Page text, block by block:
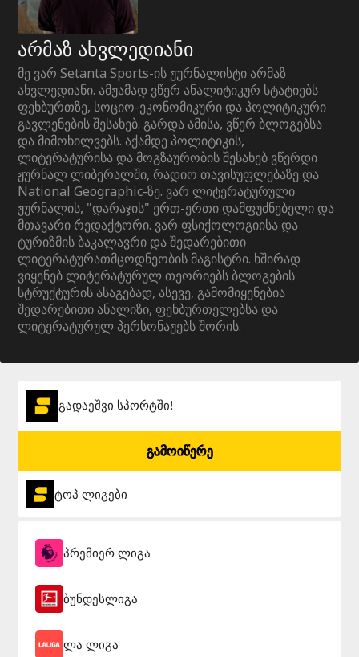
არმაზ ახვლედიანი
მე ვარ Setanta Sports-ის ჟურნალისტი არმაზ
ახვლედიანი. ამჟამად ვწერ ანალიტიკურ სტატიებს
ფეხბურთზე, სოციო-ეკონომიკური და პოლიტიკური
გავლენების შესახებ. გარდა ამისა, ვწერ ბლოგებსა
და მიმოხილვებს. აქამდე პოლიტიკის,
ლიტერატურისა და მოგზაურობის შესახებ ვწერდი
ჟურნალ ლიბერალში, რადიო თავისუფლებაზე და
National Geographic-ზე. ვარ ლიტერატურული
ჟურნალის, "დარაჯის" ერთ-ერთი დამფუძნებელი და
მთავარი რედაქტორი. ვარ ფსიქოლოგიისა და
ტურიზმის ბაკალავრი და შედარებითი
ლიტერატურათმცოდნეობის მაგისტრი. ხშირად
ვიყენებ ლიტერატურულ თეორიებს ბლოგების
სტრუქტურის ასაგებად, ასევე, გამომიყენებია
შედარებითი ანალიზი, ფეხბურთელებსა და
ლიტერატურულ პერსონაჟებს შორის.
გადაეშვი სპორტში!
გამოიწერე
ტოპ ლიგები
პრემიერ ლიგა
ბუნდესლიგა
ლა ლიგა